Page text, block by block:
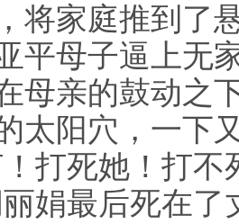
将家庭推到了
平母子逼上无
母亲的鼓动之
太阳穴，一下
打死她！打
娟最后死在了